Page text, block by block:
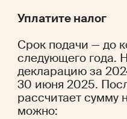
Уплатите налог
Срок подачи — до
следующего года.
декларацию за
30 июня 2025.
рассчитает сумму
можно: